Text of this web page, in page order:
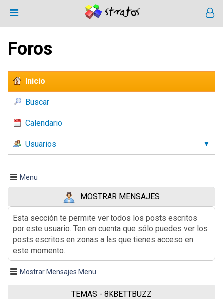
Foros
Inicio
Buscar
Calendario
Usuarios
Menu
MOSTRAR MENSAJES
Esta sección te permite ver todos los posts escritos
por este usuario. Ten en cuenta que sólo puedes ver los
posts escritos en zonas a las que tienes acceso en
este momento.
Mostrar Mensajes Menu
TEMAS - 8KBETTBUZZ